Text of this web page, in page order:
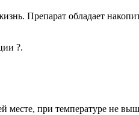
Препарат обладает
?.
месте, при температуре не